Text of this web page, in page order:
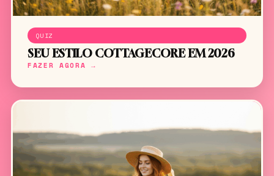
QUIZ
SEU ESTILO COTTAGECORE EM 2026
FAZER AGORA →